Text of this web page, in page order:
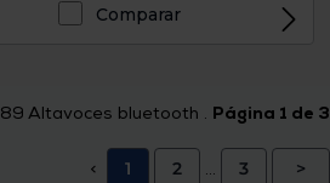
Comparar
89 Altavoces bluetooth . Página 1 de 3
< 1 2 ... 3 >